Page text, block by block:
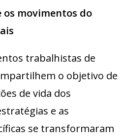
os movimentos do
trabalhistas de
o objetivo de
de vida dos
e as
se transformaram